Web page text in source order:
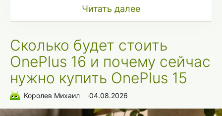
Читать далее
Сколько будет стоить
OnePlus 16 и почему сейчас
нужно купить OnePlus 15
Королев Михаил ∙04.08.2026